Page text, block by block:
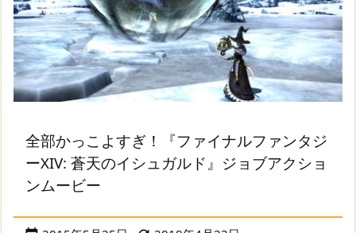
全部かっこよすぎ！『ファイナルファンタジ
ーXIV: 蒼天のイシュガルド』ジョブアクショ
ンムービー